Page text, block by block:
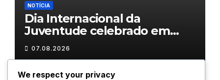
NOTÍCIA
Dia Internacional da
Juventude celebrado em
Chaves com atividades
gratuitas
07.08.2026
We respect your privacy